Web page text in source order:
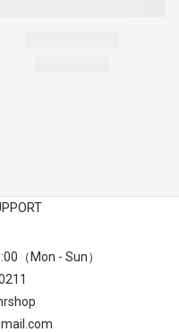
（Mon - Sun）